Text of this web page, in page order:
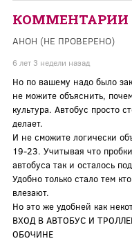
КОММЕНТАРИИ
АНОН (НЕ ПРОВЕРЕНО)
6 лет 3 недели назад
Но по вашему надо было
не можите объяснить,
культура. Автобус просто
делает.
И не сможите логически
19-23. Учитывая что
автобуса так и осталось
Удобно только стало тем
влезают.
Но это же удобней как
ВХОД В АВТОБУС И
ОБОЧИНЕ